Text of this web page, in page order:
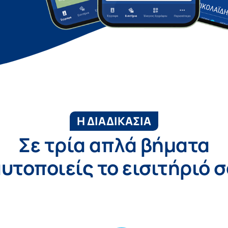
Η ΔΙΑΔΙΚΑΣΙΑ
Σε τρία απλά βήματα
το εισιτήριό